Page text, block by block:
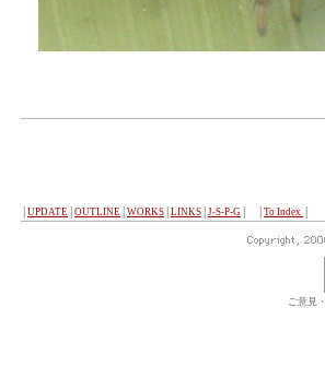
UPDATE OUTLINE WORKS LINKS J-S-P-G To Index
ご意見